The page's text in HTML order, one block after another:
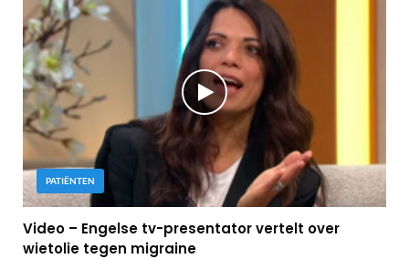
PATIËNTEN
Video – Engelse tv-presentator vertelt over
wietolie tegen migraine